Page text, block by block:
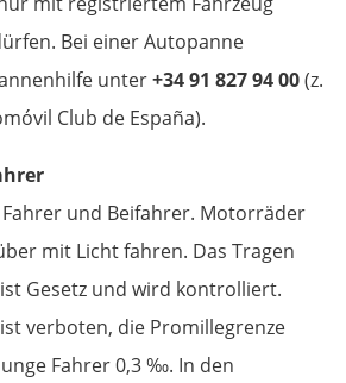
Bei einer Autopanne
unter+34 91 827 94 00(z.
Club de España).
und Beifahrer. Motorräder
mit Licht fahren. Das Tragen
Gesetz und wird kontrolliert.
verboten, die Promillegrenze
Fahrer 0,3 ‰. In den